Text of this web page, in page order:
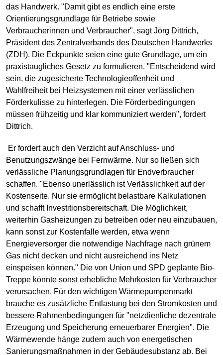
das Handwerk. "Damit gibt es endlich eine erste
Orientierungsgrundlage für Betriebe sowie
Verbraucherinnen und Verbraucher", sagt Jörg Dittrich,
Präsident des Zentralverbands des Deutschen Handwerks
(ZDH). Die Eckpunkte seien eine gute Grundlage, um ein
praxistaugliches Gesetz zu formulieren. "Entscheidend wird
sein, die zugesicherte Technologieoffenheit und
Wahlfreiheit bei Heizsystemen mit einer verlässlichen
Förderkulisse zu hinterlegen. Die Förderbedingungen
müssen frühzeitig und klar kommuniziert werden", fordert
Dittrich.
Er fordert auch den Verzicht auf Anschluss- und
Benutzungszwänge bei Fernwärme. Nur so ließen sich
verlässliche Planungsgrundlagen für Endverbraucher
schaffen. "Ebenso unerlässlich ist Verlässlichkeit auf der
Kostenseite. Nur sie ermöglicht belastbare Kalkulationen
und schafft Investitionsbereitschaft. Die Möglichkeit,
weiterhin Gasheizungen zu betreiben oder neu einzubauen,
kann sonst zur Kostenfalle werden, etwa wenn
Energieversorger die notwendige Nachfrage nach grünem
Gas nicht decken und nicht ausreichend ins Netz
einspeisen können." Die von Union und SPD geplante Bio-
Treppe könnte sonst erhebliche Mehrkosten für Verbraucher
verursachen. Für den wichtigen Wärmepumpenmarkt
brauche es zusätzliche Entlastung bei den Stromkosten und
bessere Rahmenbedingungen für "netzdienliche dezentrale
Erzeugung und Speicherung erneuerbarer Energien". Die
Wärmewende hänge zudem auch von energetischen
Sanierungsmaßnahmen in der Gebäudesubstanz ab. Bei